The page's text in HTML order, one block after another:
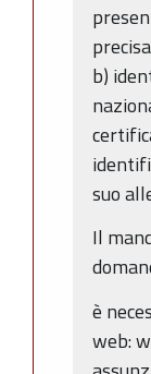
b)
suo
Il
è
web: